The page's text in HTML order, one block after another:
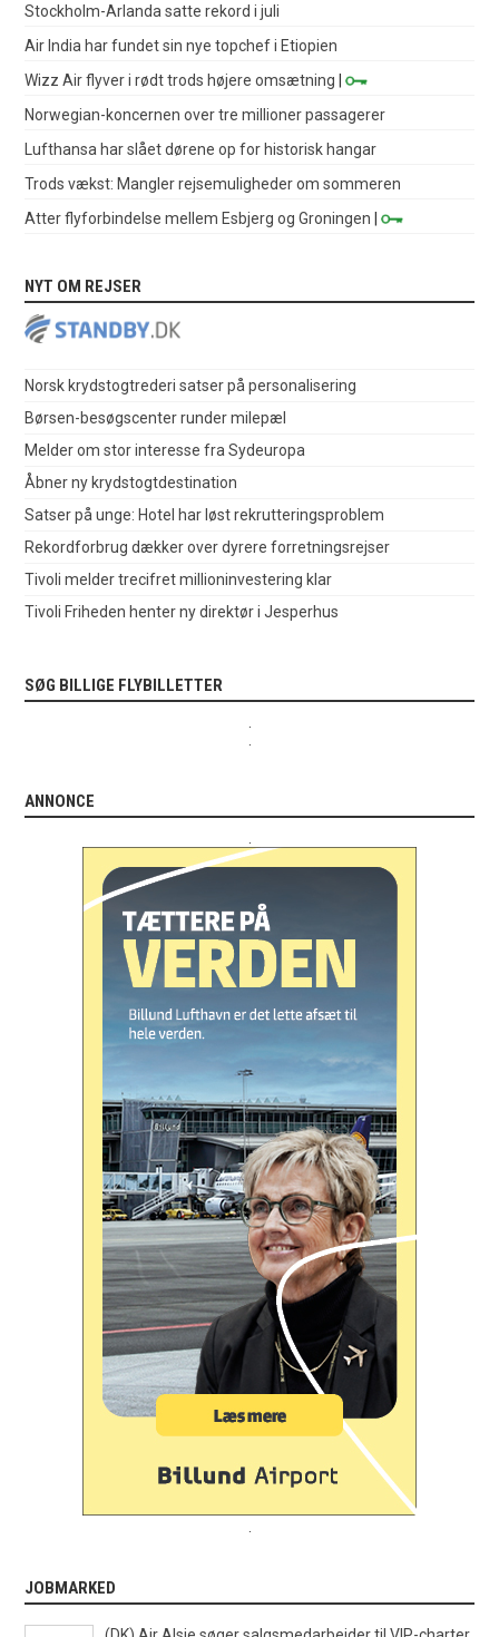
Stockholm-Arlanda satte rekord i juli
Air India har fundet sin nye topchef i Etiopien
Wizz Air flyver i rødt trods højere omsætning |
Norwegian-koncernen over tre millioner passagerer
Lufthansa har slået dørene op for historisk hangar
Trods vækst: Mangler rejsemuligheder om sommeren
Atter flyforbindelse mellem Esbjerg og Groningen |
NYT OM REJSER
Norsk krydstogtrederi satser på personalisering
Børsen-besøgscenter runder milepæl
Melder om stor interesse fra Sydeuropa
Åbner ny krydstogtdestination
Satser på unge: Hotel har løst rekrutteringsproblem
Rekordforbrug dækker over dyrere forretningsrejser
Tivoli melder trecifret millioninvestering klar
Tivoli Friheden henter ny direktør i Jesperhus
SØG BILLIGE FLYBILLETTER
ANNONCE
JOBMARKED